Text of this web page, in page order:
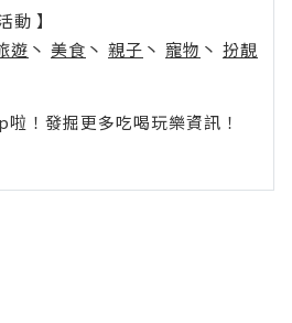
動 】
遊 丶 美食 丶 親子 丶 寵物 丶 扮靚
！發掘更多吃喝玩樂資訊！